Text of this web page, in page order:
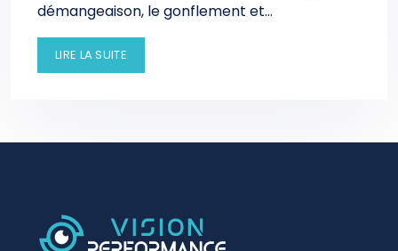
démangeaison, le gonflement et…
LIRE LA SUITE